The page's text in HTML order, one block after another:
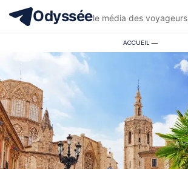
Odysséele média des voyageurs
ACCUEIL —